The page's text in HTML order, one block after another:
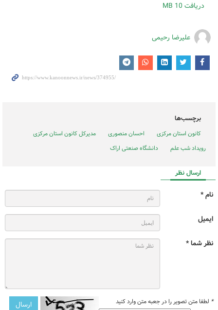
دریافت 10 MB
علیرضا رحیمی
برچسب‌ها
کانون استان مرکزی احسان منصوری
مدیرکل کانون استان مرکزی
رویداد شب علم
دانشگاه صنعتی اراک
ارسال نظر
نام *
ایمیل
نظر شما *
* لطفا متن تصویر را در جعبه متن وارد کنید